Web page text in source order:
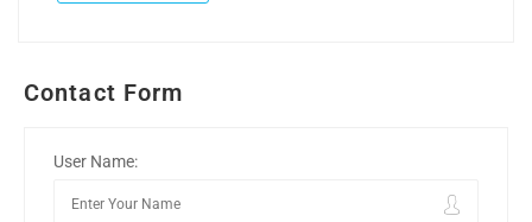
Contact Form
User Name: